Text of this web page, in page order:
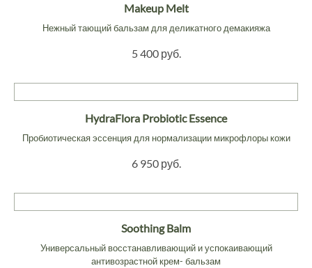
Makeup Melt
Нежный тающий бальзам для деликатного демакияжа
5 400 руб.
HydraFlora Probiotic Essence
Пробиотическая эссенция для нормализации микрофлоры кожи
6 950 руб.
Soothing Balm
Универсальный восстанавливающий и успокаивающий
антивозрастной крем- бальзам